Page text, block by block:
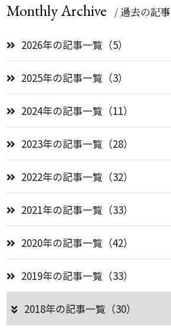
Monthly Archive / 過去の記事
2026年の記事一覧（5）
2025年の記事一覧（3）
2024年の記事一覧（11）
2023年の記事一覧（28）
2022年の記事一覧（32）
2021年の記事一覧（33）
2020年の記事一覧（42）
2019年の記事一覧（33）
2018年の記事一覧（30）